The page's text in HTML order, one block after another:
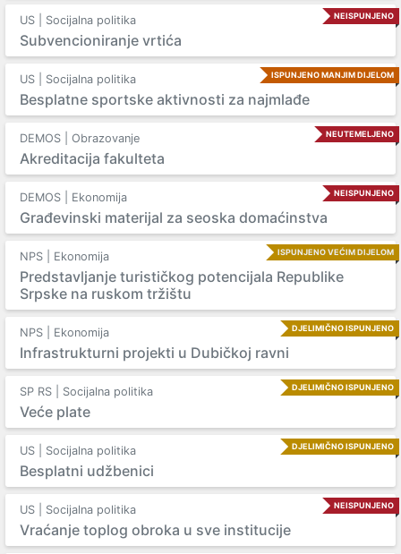
NEISPUNJENO
US | Socijalna politika
Subvencioniranje vrtića
ISPUNJENO MANJIM DIJELOM
US | Socijalna politika
Besplatne sportske aktivnosti za najmlađe
NEUTEMELJENO
DEMOS | Obrazovanje
Akreditacija fakulteta
NEISPUNJENO
DEMOS | Ekonomija
Građevinski materijal za seoska domaćinstva
ISPUNJENO VEĆIM DIJELOM
NPS | Ekonomija
Predstavljanje turističkog potencijala Republike
Srpske na ruskom tržištu
DJELIMIČNO ISPUNJENO
NPS | Ekonomija
Infrastrukturni projekti u Dubičkoj ravni
DJELIMIČNO ISPUNJENO
SP RS | Socijalna politika
Veće plate
DJELIMIČNO ISPUNJENO
US | Socijalna politika
Besplatni udžbenici
NEISPUNJENO
US | Socijalna politika
Vraćanje toplog obroka u sve institucije